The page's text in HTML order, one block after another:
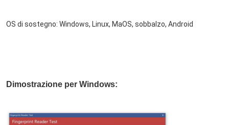
OS di sostegno: Windows, Linux, MaOS, sobbalzo, Android
Dimostrazione per Windows: